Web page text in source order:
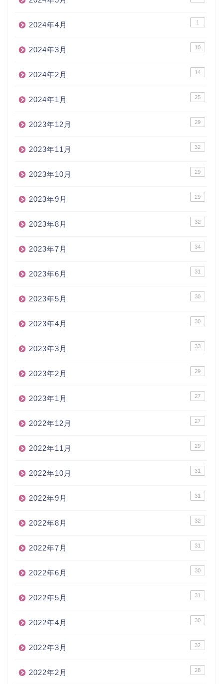
2024年4月 1
2024年3月 10
2024年2月 14
2024年1月 25
2023年12月 29
2023年11月 32
2023年10月 29
2023年9月 29
2023年8月 32
2023年7月 34
2023年6月 31
2023年5月 30
2023年4月 30
2023年3月 33
2023年2月 29
2023年1月 27
2022年12月 27
2022年11月 29
2022年10月 31
2022年9月 31
2022年8月 32
2022年7月 31
2022年6月 30
2022年5月 31
2022年4月 30
2022年3月 32
2022年2月 28